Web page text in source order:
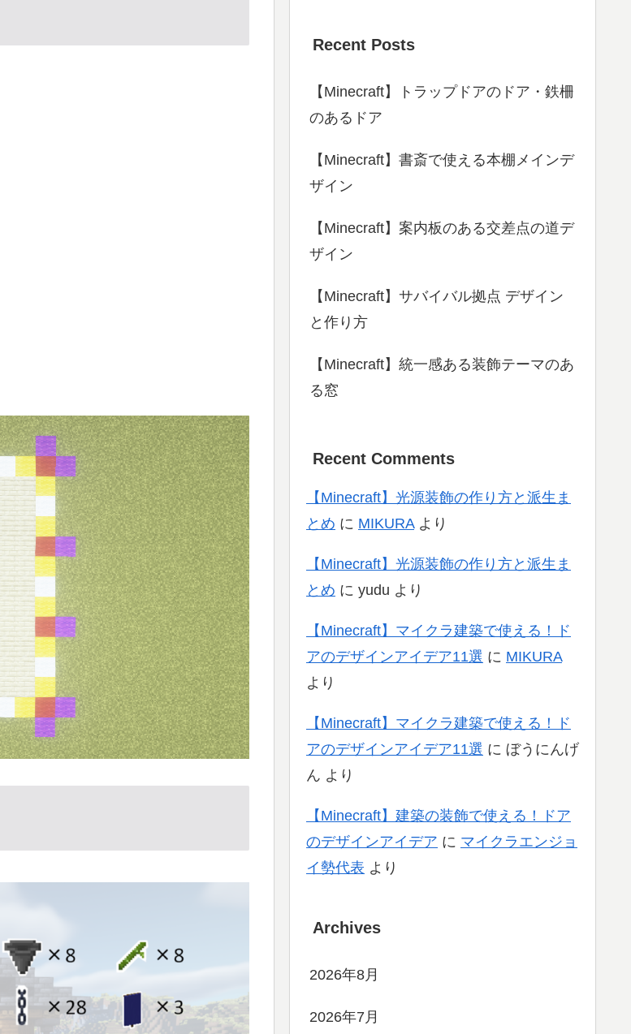
Recent Posts
【Minecraft】トラップドアのドア・鉄柵
のあるドア
【Minecraft】書斎で使える本棚メインデ
ザイン
【Minecraft】案内板のある交差点の道デ
ザイン
【Minecraft】サバイバル拠点 デザイン
と作り方
【Minecraft】統一感ある装飾テーマのあ
る窓
Recent Comments
【Minecraft】光源装飾の作り方と派生ま
とめ に MIKURAより
【Minecraft】光源装飾の作り方と派生ま
とめ に yudu より
【Minecraft】マイクラ建築で使える！ド
アのデザインアイデア11選 に MIKURA
より
【Minecraft】マイクラ建築で使える！ド
アのデザインアイデア11選 に ぼうにんげ
ん より
【Minecraft】建築の装飾で使える！ドア
のデザインアイデア に マイクラエンジョ
イ勢代表 より
Archives
2026年8月
2026年7月